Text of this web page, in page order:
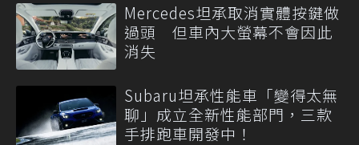
Mercedes坦承取消實體按鍵做
過頭 但車內大螢幕不會因此
消失
Subaru坦承性能車「變得太無
聊」成立全新性能部門，三款
手排跑車開發中！